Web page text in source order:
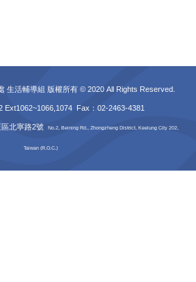
生活輔導組 版權所有 © 2020 All Rights Reserved.
Ext1062~1066,1074 Fax ：02-2463-4381
北寧路2號 No.2, Beining Rd., Zhongzheng District, Keelung City 202,
Taiwan (R.O.C.)